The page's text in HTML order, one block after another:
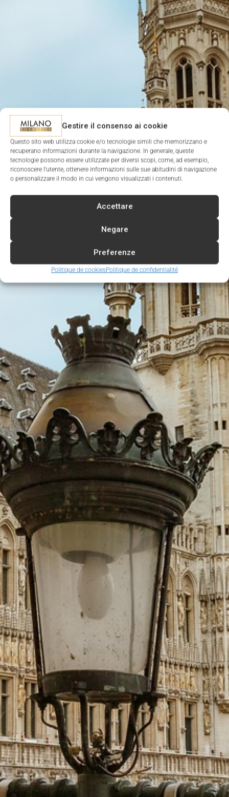
Gestire il consenso ai cookie
Questo sito web utilizza cookie e/o tecnologie simili che memorizzano e
recuperano informazioni durante la navigazione. In generale, queste
tecnologie possono essere utilizzate per diversi scopi, come, ad esempio,
riconoscere l'utente, ottenere informazioni sulle sue abitudini di navigazione
o personalizzare il modo in cui vengono visualizzati i contenuti.
Accettare
Negare
Preferenze
Politique de cookiesPolitique de confidentialité